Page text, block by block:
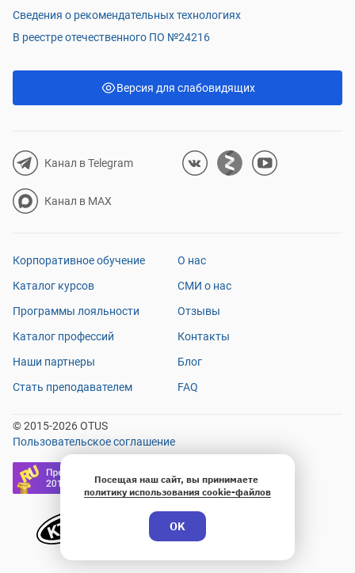
Канал в Telegram
Канал в MAX
Корпоративное обучение
Каталог курсов
Программы лояльности
Каталог профессий
Наши партнеры
Стать преподавателем
О нас
СМИ о нас
Отзывы
Контакты
Блог
FAQ
Сведения о рекомендательных технологиях
В реестре отечественного ПО №24216
Версия для слабовидящих
© 2015-2026 OTUS
Пользовательское соглашение
Посещая наш сайт, вы принимаете
политику использования cookie-файлов
OK